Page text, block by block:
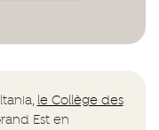
le Collège des
Est en